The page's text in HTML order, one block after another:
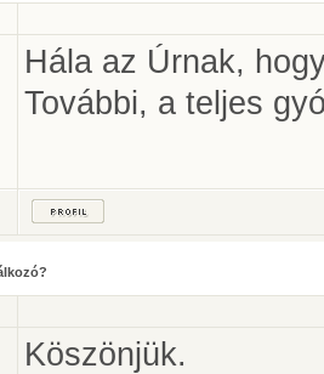
Hála az Úrnak,
További, a teljes
Köszönjük.